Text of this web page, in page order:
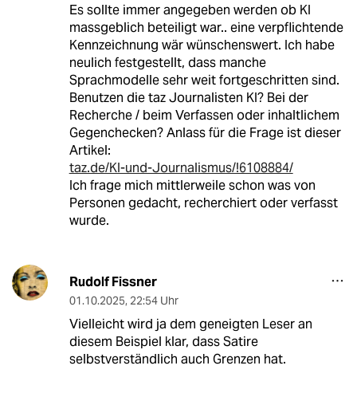
Es sollte immer angegeben werden ob KI
massgeblich beteiligt war.. eine verpflichtende
Kennzeichnung wär wünschenswert. Ich habe
neulich festgestellt, dass manche
Sprachmodelle sehr weit fortgeschritten sind.
Benutzen die taz Journalisten KI? Bei der
Recherche / beim Verfassen oder inhaltlichem
Gegenchecken? Anlass für die Frage ist dieser
Artikel:
taz.de/KI-und-Journalismus/!6108884/
Ich frage mich mittlerweile schon was von
Personen gedacht, recherchiert oder verfasst
wurde.
Rudolf Fissner
01.10.2025, 22:54 Uhr
Vielleicht wird ja dem geneigten Leser an
diesem Beispiel klar, dass Satire
selbstverständlich auch Grenzen hat.